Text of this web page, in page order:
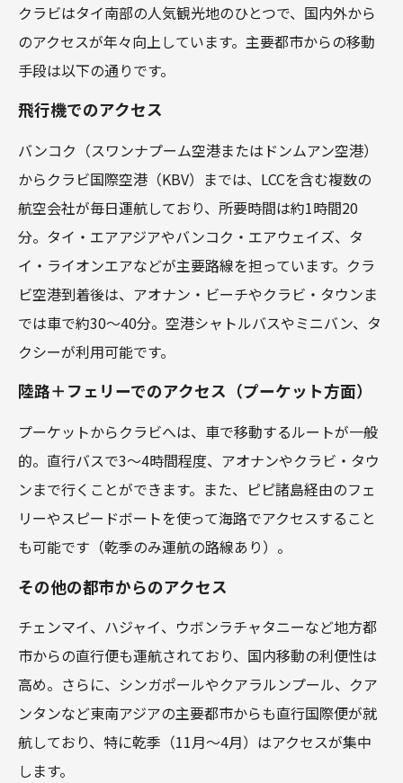
クラビはタイ南部の人気観光地のひとつで、国内外から
のアクセスが年々向上しています。主要都市からの移動
手段は以下の通りです。
飛行機でのアクセス
バンコク（スワンナプーム空港またはドンムアン空港）
からクラビ国際空港（KBV）までは、LCCを含む複数の
航空会社が毎日運航しており、所要時間は約1時間20
分。タイ・エアアジアやバンコク・エアウェイズ、タ
イ・ライオンエアなどが主要路線を担っています。クラ
ビ空港到着後は、アオナン・ビーチやクラビ・タウンま
では車で約30～40分。空港シャトルバスやミニバン、タ
クシーが利用可能です。
陸路＋フェリーでのアクセス（プーケット方面）
プーケットからクラビへは、車で移動するルートが一般
的。直行バスで3～4時間程度、アオナンやクラビ・タウ
ンまで行くことができます。また、ピピ諸島経由のフェ
リーやスピードボートを使って海路でアクセスすること
も可能です（乾季のみ運航の路線あり）。
その他の都市からのアクセス
チェンマイ、ハジャイ、ウボンラチャタニーなど地方都
市からの直行便も運航されており、国内移動の利便性は
高め。さらに、シンガポールやクアラルンプール、クア
ンタンなど東南アジアの主要都市からも直行国際便が就
航しており、特に乾季（11月～4月）はアクセスが集中
します。